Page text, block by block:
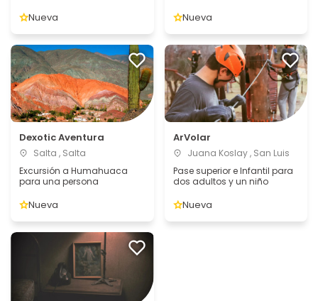
Nueva Nueva
Dexotic Aventura
Salta , Salta
Excursión a Humahuaca
para una persona
Nueva
ArVolar
Juana Koslay , San Luis
Pase superior e Infantil para
dos adultos y un niño
Nueva